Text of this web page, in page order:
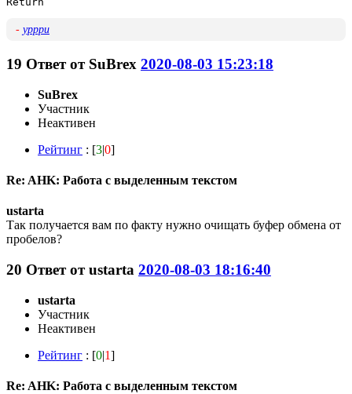
- ypppu
19 Ответ от SuBrex 2020-08-03 15:23:18
SuBrex
Участник
Неактивен
Рейтинг : [3|0]
Re: AHK: Работа с выделенным текстом
ustarta
Так получается вам по факту нужно очищать буфер обмена от
пробелов?
20 Ответ отustarta 2020-08-03 18:16:40
ustarta
Участник
Неактивен
Рейтинг : [0|1]
Re: AHK: Работа с выделенным текстом